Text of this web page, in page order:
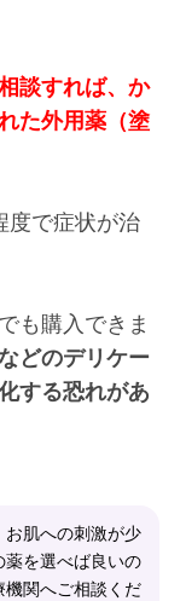
談すれば、か
た外用薬（塗
度で症状が治
も購入できま
どのデリケー
する恐れがあ
肌への刺激が少
薬を選べば良いの
関へご相談くだ